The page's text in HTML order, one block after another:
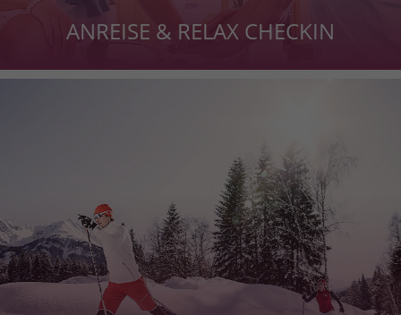
ANREISE & RELAX CHECKIN